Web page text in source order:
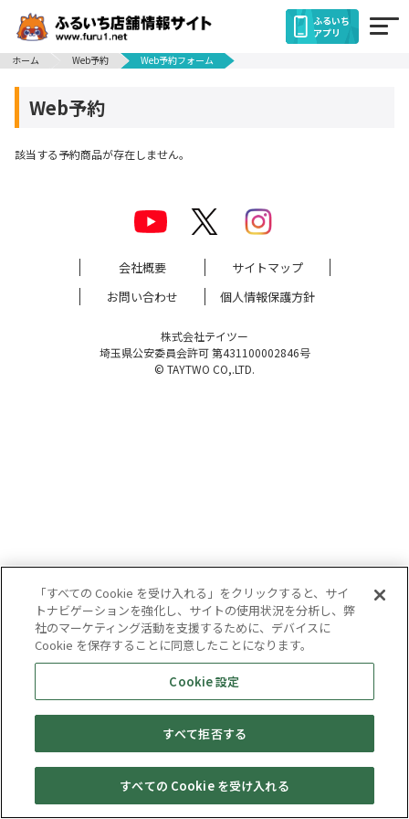
ふるいち
アプリ
ホーム
Web予約 Web予約フォーム
Web予約
該当する予約商品が存在しません。
会社概要
サイトマップ
お問い合わせ
個人情報保護方針
株式会社テイツー
埼玉県公安委員会許可 第431100002846号
© TAYTWO CO,.LTD.
キャンペーン 店舗一覧 Web予約 買取情報 宅配買取
「すべての Cookie を受け入れる」をクリックすると、サイ
トナビゲーションを強化し、サイトの使用状況を分析し、弊
社のマーケティング活動を支援するために、デバイスに
Cookie を保存することに同意したことになります。
Cookie 設定
すべて拒否する
すべての Cookie を受け入れる